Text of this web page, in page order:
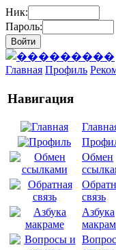
Ник:
Пароль:
Главная Профиль
Навигация
Обмен
связь
Азбука